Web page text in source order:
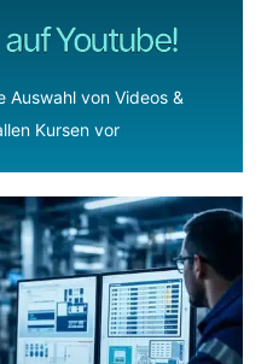
Youtube!
Auswahl von Videos &
Kursen vor